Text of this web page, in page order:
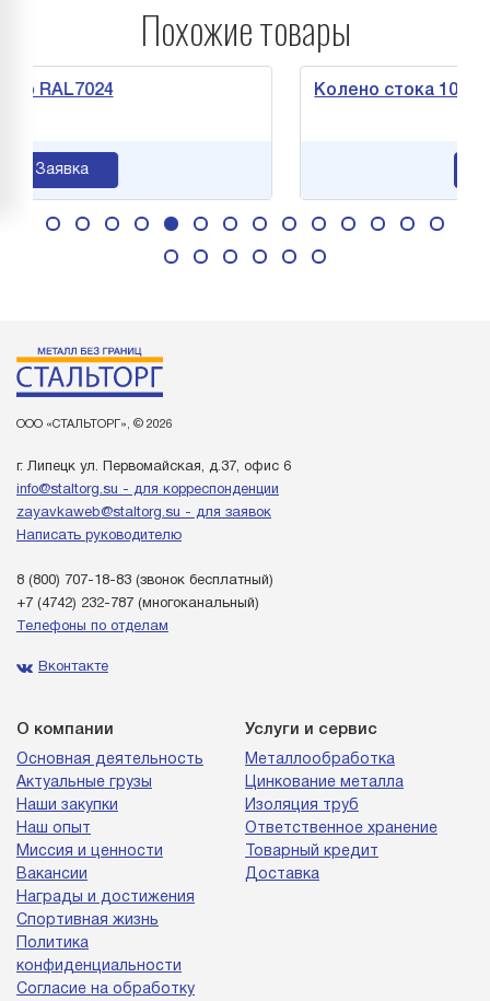
Похожие товары
Колено стока 100 мм
ООО «СТАЛЬТОРГ», © 2026
г. Липецк ул. Первомайская, д.37, офис 6
info@staltorg.su - для корреспонденции
zayavkaweb@staltorg.su - для заявок
Написать руководителю
8 (800) 707-18-83 (звонок бесплатный)
+7 (4742) 232-787 (многоканальный)
Телефоны по отделам
Вконтакте
О компании
Основная деятельность
Актуальные грузы
Наши закупки
Наш опыт
Миссия и ценности
Вакансии
Награды и достижения
Спортивная жизнь
Политика
конфиденциальности
Согласие на обработку
Услуги и сервис
Металлообработка
Цинкование металла
Изоляция труб
Ответственное хранение
Товарный кредит
Доставка